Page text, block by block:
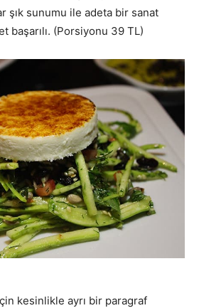
şık sunumu ile adeta bir sanat
başarılı. (Porsiyonu 39 TL)
kesinlikle ayrı bir paragraf